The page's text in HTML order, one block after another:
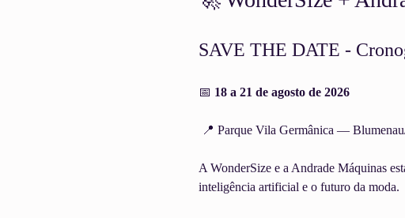
SAVE THE DATE -
📅 18 a 21 de agosto de 2026
📍 Parque Vila Germânica —
A WonderSize e a Andrade Máquinas
inteligência artificial e o futuro da moda.